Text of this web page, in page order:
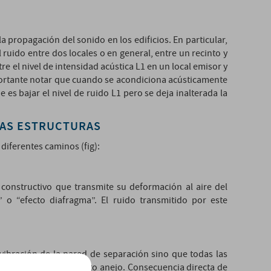
propagación del sonido en los edificios. En particular,
entre dos locales o en general, entre un recinto y
el nivel de intensidad acústica L1 en un local emisor y
notar que cuando se acondiciona acústicamente
es bajar el nivel de ruido L1 pero se deja inalterada la
ESTRUCTURAS
caminos (fig):
que transmite su deformación al aire del
o “efecto diafragma”. El ruido transmitido por este
de la pared de separación sino que todas las
de ruido en el recinto anejo. Consecuencia directa de